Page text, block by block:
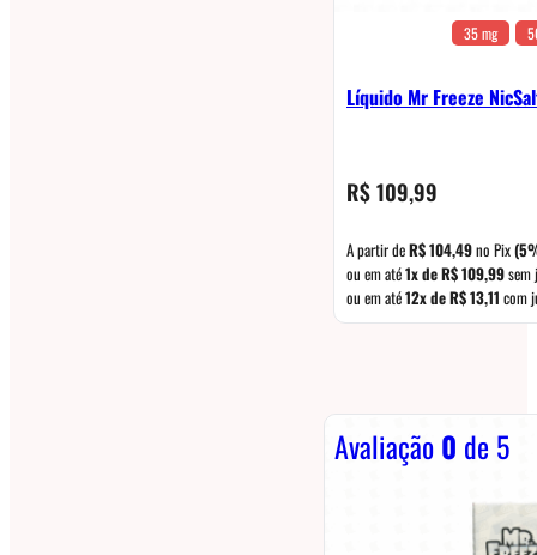
35 mg
Líquido Mr Freeze
R$109,99
A partir deR$104,49no Pix
ou em até1x deR$109,99sem
ou em até12x deR$13,11 com
Avaliação0 de 5